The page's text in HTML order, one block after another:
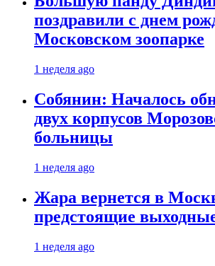
поздравили с днем
Московском зоопарке
1 неделя ago
Собянин: Началось
двух корпусов
больницы
1 неделя ago
Жара вернется в
предстоящие
1 неделя ago